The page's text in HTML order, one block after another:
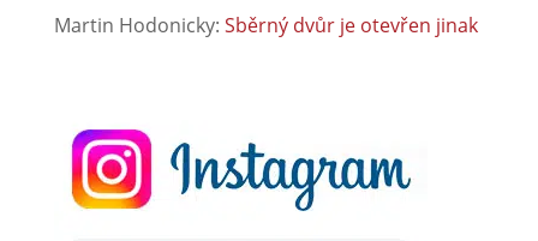
Martin Hodonicky: Sběrný dvůr je otevřen jinak